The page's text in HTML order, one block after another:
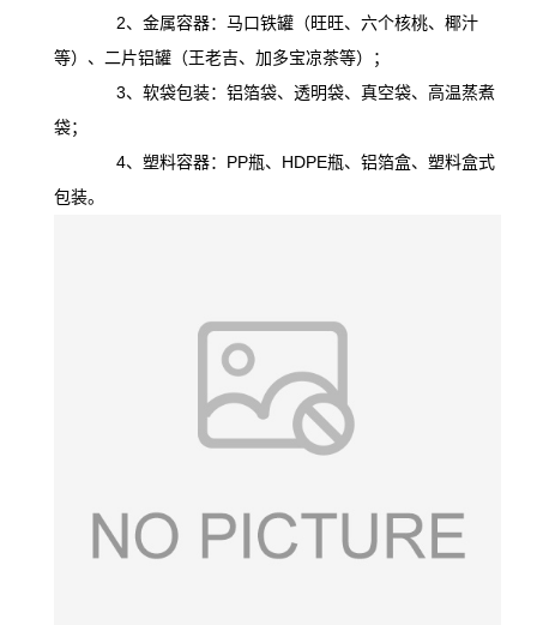
2、金属容器：马口铁罐（旺旺、六个核桃、椰汁
等）、二片铝罐（王老吉、加多宝凉茶等）；
3、软袋包装：铝箔袋、透明袋、真空袋、高温蒸煮
袋；
4、塑料容器：PP瓶、HDPE瓶、铝箔盒、塑料盒式
包装。